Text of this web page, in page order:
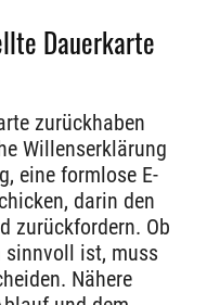
Dauerkarte
zurückhaben
Willenserklärung
eine formlose E-
darin den
zurückfordern. Ob
ist, muss
Nähere